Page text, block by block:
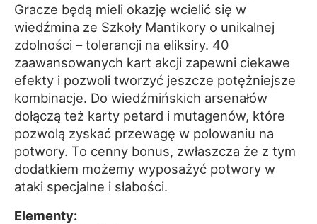
Gracze będą mieli okazję wcielić się w
wiedźmina ze Szkoły Mantikory o unikalnej
zdolności – tolerancji na eliksiry. 40
zaawansowanych kart akcji zapewni ciekawe
efekty i pozwoli tworzyć jeszcze potężniejsze
kombinacje. Do wiedźmińskich arsenałów
dołączą też karty petard i mutagenów, które
pozwolą zyskać przewagę w polowaniu na
potwory. To cenny bonus, zwłaszcza że z tym
dodatkiem możemy wyposażyć potwory w
ataki specjalne i słabości.
Elementy: